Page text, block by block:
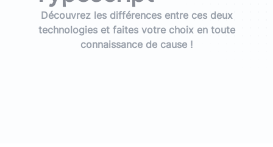
Découvrez les différences entre ces deux
technologies et faites votre choix en toute
connaissance de cause !